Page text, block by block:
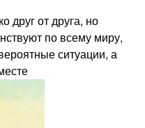
от друга, но
по всему миру,
ситуации, а